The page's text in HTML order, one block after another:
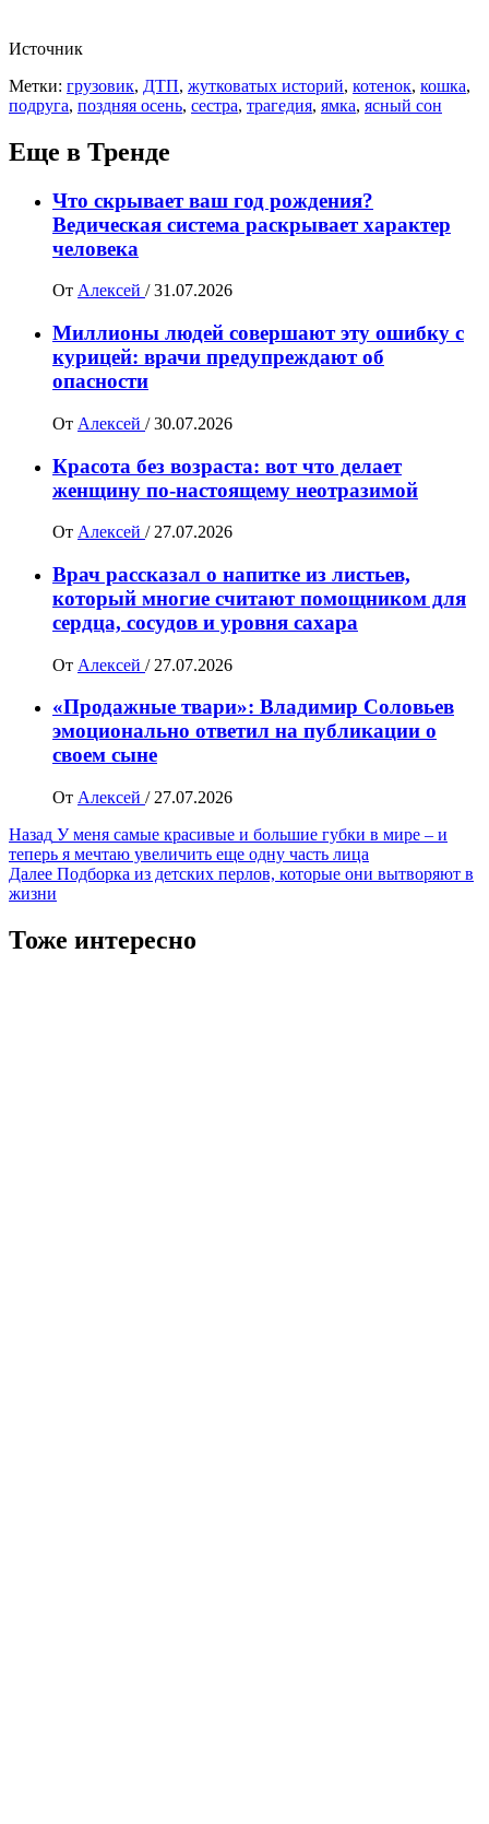
Источник
Метки: грузовик, ДТП, жутковатых историй, котенок, кошка,
подруга, поздняя осень, сестра, трагедия, ямка, ясный сон
Еще в Тренде
Что скрывает ваш год рождения?
Ведическая система раскрывает характер
человека
От Алексей / 31.07.2026
Миллионы людей совершают эту ошибку с
курицей: врачи предупреждают об
опасности
От Алексей / 30.07.2026
Красота без возраста: вот что делает
женщину по-настоящему неотразимой
От Алексей / 27.07.2026
Врач рассказал о напитке из листьев,
который многие считают помощником для
сердца, сосудов и уровня сахара
От Алексей / 27.07.2026
«Продажные твари»: Владимир Соловьев
эмоционально ответил на публикации о
своем сыне
От Алексей / 27.07.2026
Навигация
записи
Назад У меня самые красивые и большие губки в мире – и
теперь я мечтаю увеличить еще одну часть лица
Далее Подборка из детских перлов, которые они вытворяют в
жизни
Тоже интересно